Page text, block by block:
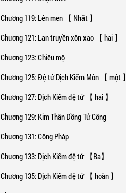
Chương 119: Lên men 【 Nhất 】
Chương 121: Lan truyền xôn xao 【 hai 】
Chương 123: Chiêu mộ
Chương 125: Đệ tử Dịch Kiếm Môn 【 một 】
Chương 127: Dịch Kiếm đệ tử 【 hai 】
Chương 129: Kim Thân Đồng Tử Công
Chương 131: Công Pháp
Chương 133: Dịch Kiếm đệ tử 【Ba】
Chương 135: Dịch Kiếm đệ tử 【 hoàn 】